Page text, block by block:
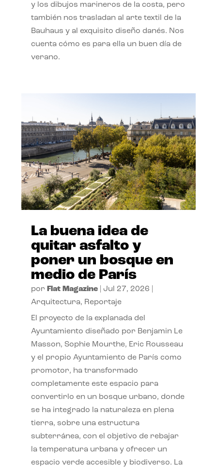
y los dibujos marineros de la costa, pero
también nos trasladan al arte textil de la
Bauhaus y al exquisito diseño danés. Nos
cuenta cómo es para ella un buen día de
verano.
La buena idea de
quitar asfalto y
poner un bosque en
medio de París
por Flat Magazine| Jul 27, 2026
Arquitectura, Reportaje
El proyecto de la explanada del
Ayuntamiento diseñado por Benjamin Le
Masson, Sophie Mourthe, Eric Rousseau
y el propio Ayuntamiento de París como
promotor, ha transformado
completamente este espacio para
convertirlo en un bosque urbano, donde
se ha integrado la naturaleza en plena
tierra, sobre una estructura
subterránea, con el objetivo de rebajar
la temperatura urbana y ofrecer un
espacio verde accesible y biodiverso. La